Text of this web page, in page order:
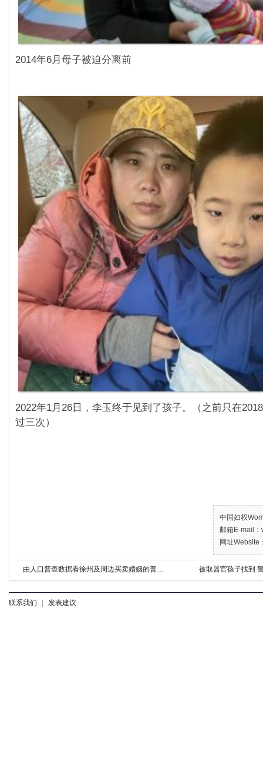
2014年6月母子被迫分离前
2022年1月26日，李玉终于见到了孩子。（之前只在
过三次）
中国妇权
邮箱E-mail
网址Website
由人口普查数据看徐州及周边买卖婚姻的普遍性 被取器官孩子找到
联系我们 发表建议